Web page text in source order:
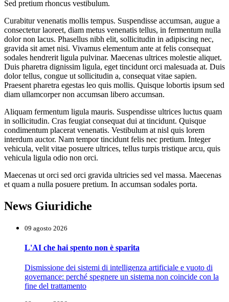
Sed pretium rhoncus vestibulum.
Curabitur venenatis mollis tempus. Suspendisse accumsan, augue a
consectetur laoreet, diam metus venenatis tellus, in fermentum nulla
dolor non lacus. Phasellus nibh elit, sollicitudin in adipiscing nec,
gravida sit amet nisi. Vivamus elementum ante at felis consequat
sodales hendrerit ligula pulvinar. Maecenas ultrices molestie aliquet.
Duis pharetra dignissim ligula, eget tincidunt orci malesuada at. Duis
dolor tellus, congue ut sollicitudin a, consequat vitae sapien.
Praesent pharetra egestas leo quis mollis. Quisque lobortis ipsum sed
diam ullamcorper non accumsan libero accumsan.
Aliquam fermentum ligula mauris. Suspendisse ultrices luctus quam
in sollicitudin. Cras feugiat consequat dui at tincidunt. Quisque
condimentum placerat venenatis. Vestibulum at nisl quis lorem
interdum auctor. Nam tempor tincidunt felis nec pretium. Integer
vehicula, velit vitae posuere ultrices, tellus turpis tristique arcu, quis
vehicula ligula odio non orci.
Maecenas ut orci sed orci gravida ultricies sed vel massa. Maecenas
et quam a nulla posuere pretium. In accumsan sodales porta.
News Giuridiche
09 agosto 2026
L'AI che hai spento non è sparita
Dismissione dei sistemi di intelligenza artificiale e vuoto di
governance: perché spegnere un sistema non coincide con la
fine del trattamento